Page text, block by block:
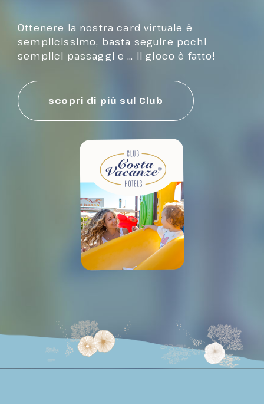
Ottenere la nostra card virtuale è
semplicissimo, basta seguire pochi
semplici passaggi e … il gioco è fatto!
scopri di più sul Club